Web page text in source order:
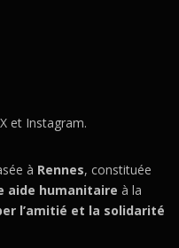
et Instagram.
à Rennes, constituée
aide humanitaire à la
l’amitié et la solidarité